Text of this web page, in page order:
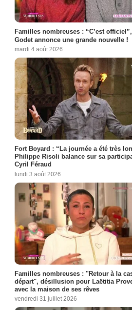
Familles nombreuses : “C’est
Godet annonce une grande nouvelle !
mardi 4 août 2026
Fort Boyard : “La journée a été très
Philippe Risoli balance sur sa
Cyril Féraud
lundi 3 août 2026
Familles nombreuses : "Retour à la
départ", désillusion pour Laëtitia
avec la maison de ses rêves
vendredi 31 juillet 2026